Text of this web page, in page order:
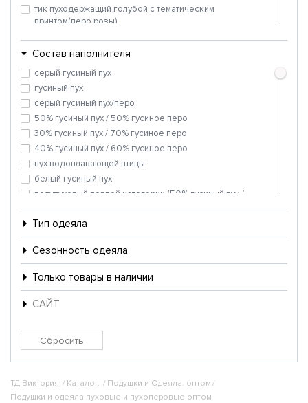
тик пуходержащий голубой с тематическим
принтом(перо,розы)
отбеленный тик пуходержащий
отбеленный хлопок высокой плотности
комбинированный тик
пуходержащий(беж+фисташка,беж+белый
хлопок высокой плотности с буфами
Состав наполнителя
серый гусиный пух
гусиный пух
серый гусиный пух/перо
50% гусиный пух / 50% гусиное перо
30% гусиный пух / 70% гусиное перо
40% гусиный пух / 60% гусиное перо
пух водоплавающей птицы
белый гусиный пух
полупуховый первой категории (50% гусиный пух /
пух водоплавающей птицы с гипоалергенной
обработкой
гусиный пух 1 категории
натуральный гусиный пух первой категории
100% белый гусиный пух
пуховый 2 категории
пуховая смесь первой категории
50% гусиное перо,50% гусиный пух
100% гусиный пух
70% гусиного пера,30% гусиного пуха
100% серый гусиный пух
Тип одеяла
Сезонность одеяла
Только товары в наличии
САЙТ
ТД Виктория. / Каталог. / Подушки и Одеяла. оптом /
Подушки и одеяла пуховые и пухоперовые оптом